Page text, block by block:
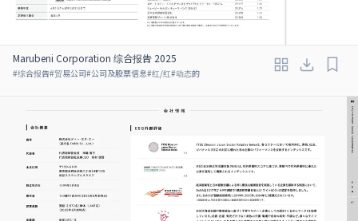
Marubeni Corporation 综合报告 2025
#综合报告#贸易公司#公司及股票信息#红/红#动态的